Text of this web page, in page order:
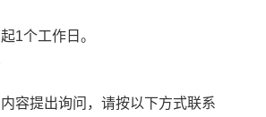
1个工作日。
容提出询问，请按以下方式联系